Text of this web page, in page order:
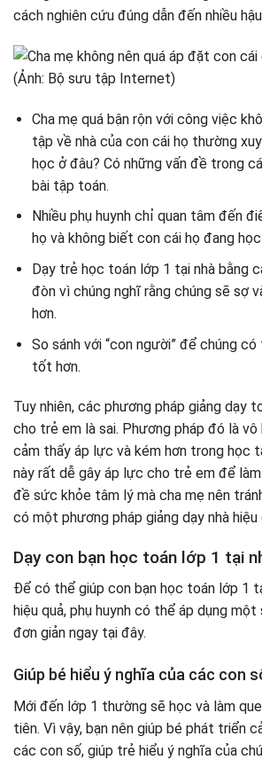
cách nghiên cứu đúng dẫn đến nhiều
Cha mẹ quá bận rộn với công việc
tập về nhà của con cái họ thường
học ở đâu? Có những vấn đề trong
bài tập toán.
Nhiều phụ huynh chỉ quan tâm đến
họ và không biết con cái họ đang
Dạy trẻ học toán lớp 1 tại nhà bằng
đòn vì chúng nghĩ rằng chúng sẽ sợ
hơn.
So sánh với “con người” để chúng
tốt hơn.
Tuy nhiên, các phương pháp giảng dạy
cho trẻ em là sai. Phương pháp đó là
cảm thấy áp lực và kém hơn trong học
này rất dễ gây áp lực cho trẻ em để
đề sức khỏe tâm lý mà cha mẹ nên
có một phương pháp giảng dạy nhà hiệu
Dạy con bạn học toán lớp 1 tại
Để có thể giúp con bạn học toán lớp 1
hiệu quả, phụ huynh có thể áp dụng
đơn giản ngay tại đây.
Giúp bé hiểu ý nghĩa của các con
Mới đến lớp 1 thường sẽ học và làm
tiên. Vì vậy, bạn nên giúp bé phát triển
các con số, giúp trẻ hiểu ý nghĩa của